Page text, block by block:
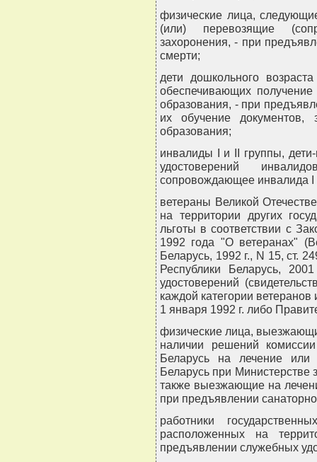
физические лица,
(или) перевозящие
захоронения, - при
смерти;
дети дошкольного
обеспечивающих получение
образования, - при
их обучение документов,
образования;
инвалиды I и II группы,
удостоверений
сопровождающее инвалида I
ветераны Великой
на территории других
льготы в соответствии с
1992 года "О ветеранах"
Беларусь, 1992 г., N 15, ст.
Республики Беларусь,
удостоверений
каждой категории
1 января 1992 г. либо
физические лица,
наличии решений
Беларусь на лечение или
Беларусь при Министерстве
также выезжающие на
при предъявлении
работники
расположенных на
предъявлении служебных